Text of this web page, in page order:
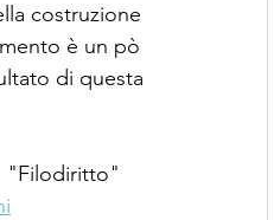
costruzione
è un pò
di questa
"Filodiritto"